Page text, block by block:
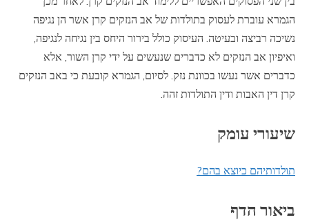
הגמרא עוברת לעסוק בתולדות של אב הנזקים קרן אשר הן נגיפה
נשיכה רביצה ובעיטה. העיסוק כולל בירור היחס בין נגיחה לנגיפה,
ואיפיון אב הנזקים לא כדברים שנעשים על ידי קרן השור, אלא
כדברים אשר נעשו בכוונת נזק. לסיום, הגמרא קובעת כי באב הנזקים
קרן דין האבות ודין התולדות זהה.
שיעורי עומק
תולדותיהם כיוצא בהם?
ביאור הדף